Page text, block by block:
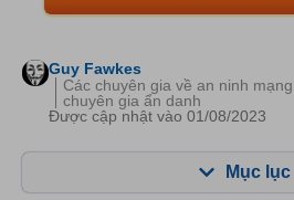
Guy Fawkes
Được cập nhật vào 01/08/2023
Các chuyên gia về an ninh
chuyên gia ẩn danh
Mục lục